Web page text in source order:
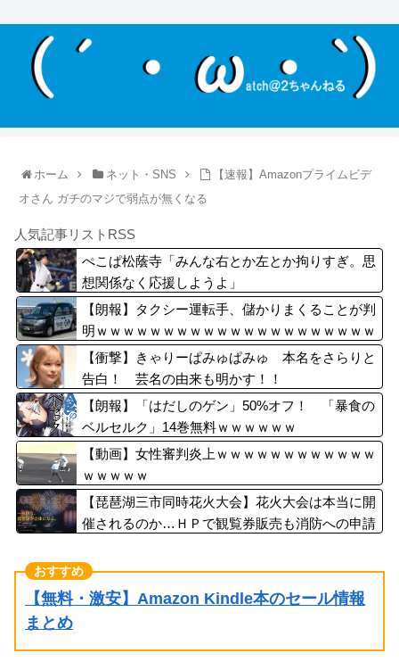
ホーム ネット・SNS
【速報】Amazonプライムビデ
オさん ガチのマジで弱点が無くなる
人気記事リストRSS
ぺこぱ松蔭寺「みんな右とか左とか拘りすぎ。思
想関係なく応援しようよ」
【朗報】タクシー運転手、儲かりまくることが判
明ｗｗｗｗｗｗｗｗｗｗｗｗｗｗｗｗｗｗｗｗｗ
ｗｗｗｗ
【衝撃】きゃりーぱみゅぱみゅ 本名をさらりと
告白！ 芸名の由来も明かす！！
【朗報】「はだしのゲン」50%オフ！ 「暴食の
ベルセルク」14巻無料ｗｗｗｗｗｗ
【動画】女性審判炎上ｗｗｗｗｗｗｗｗｗｗｗｗ
ｗｗｗｗｗ
【琵琶湖三市同時花火大会】花火大会は本当に開
催されるのか…ＨＰで観覧券販売も消防への申請
【無料・激安】Amazon Kindle本のセール情報
まとめ